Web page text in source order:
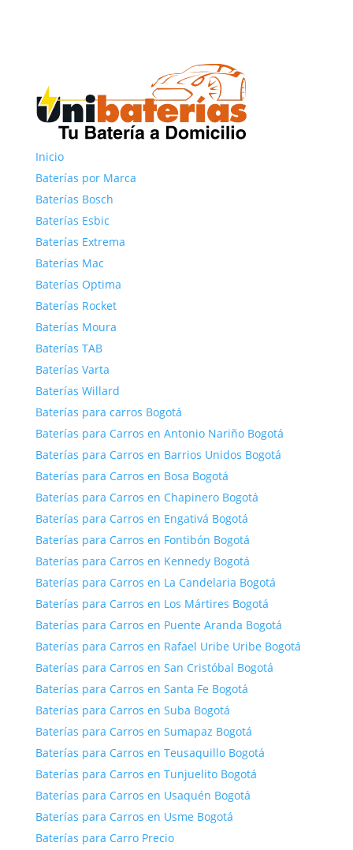
Inicio
Baterías por Marca
Baterías Bosch
Baterías Esbic
Baterías Extrema
Baterías Mac
Baterías Optima
Baterías Rocket
Baterías Moura
Baterías TAB
Baterías Varta
Baterías Willard
Baterías para carros Bogotá
Baterías para Carros en Antonio Nariño Bogotá
Baterías para Carros en Barrios Unidos Bogotá
Baterías para Carros en Bosa Bogotá
Baterías para Carros en Chapinero Bogotá
Baterías para Carros en Engativá Bogotá
Baterías para Carros en Fontibón Bogotá
Baterías para Carros en Kennedy Bogotá
Baterías para Carros en La Candelaria Bogotá
Baterías para Carros en Los Mártires Bogotá
Baterías para Carros en Puente Aranda Bogotá
Baterías para Carros en Rafael Uribe Uribe Bogotá
Baterías para Carros en San Cristóbal Bogotá
Baterías para Carros en Santa Fe Bogotá
Baterías para Carros en Suba Bogotá
Baterías para Carros en Sumapaz Bogotá
Baterías para Carros en Teusaquillo Bogotá
Baterías para Carros en Tunjuelito Bogotá
Baterías para Carros en Usaquén Bogotá
Baterías para Carros en Usme Bogotá
Baterías para Carro Precio